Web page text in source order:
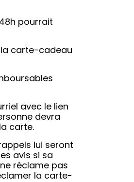
pourrait
carte-cadeau
avec le lien
devra
carte.
lui seront
avis si sa
réclame pas
la carte-